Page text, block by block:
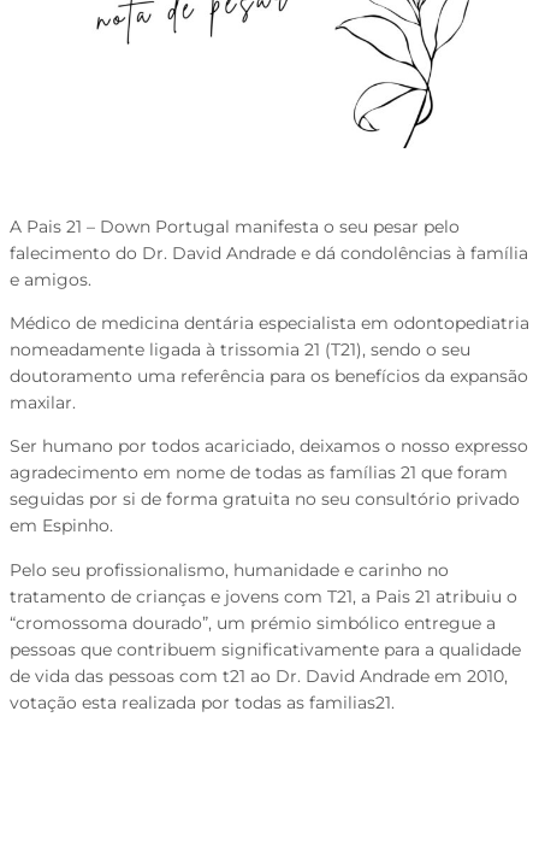
A Pais 21 – Down Portugal manifesta o seu pesar pelo
falecimento do Dr. David Andrade e dá condolências à família
e amigos.
Médico de medicina dentária especialista em odontopediatria
nomeadamente ligada à trissomia 21 (T21), sendo o seu
doutoramento uma referência para os benefícios da expansão
maxilar.
Ser humano por todos acariciado, deixamos o nosso expresso
agradecimento em nome de todas as famílias 21 que foram
seguidas por si de forma gratuita no seu consultório privado
em Espinho.
Pelo seu profissionalismo, humanidade e carinho no
tratamento de crianças e jovens com T21, a Pais 21 atribuiu o
“cromossoma dourado”, um prémio simbólico entregue a
pessoas que contribuem significativamente para a qualidade
de vida das pessoas com t21 ao Dr. David Andrade em 2010,
votação esta realizada por todas as familias21.